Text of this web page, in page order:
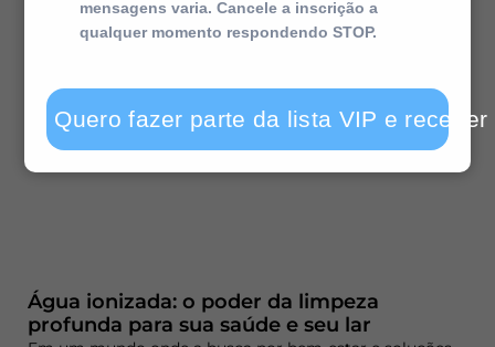
Água ionizada: o poder da limpeza
profunda para sua saúde e seu lar
mensagens varia. Cancele a inscrição a
qualquer momento respondendo STOP.
Quero fazer parte da lista VIP e